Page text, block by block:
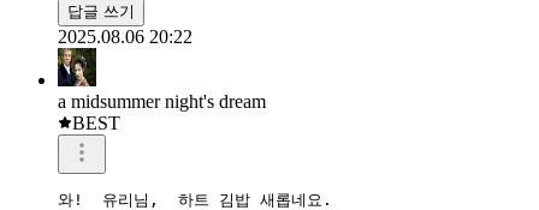
답글 쓰기
2025.08.06 20:22
a midsummer night's dream
BEST
와!  유리님,  하트 김밥 새롭네요.